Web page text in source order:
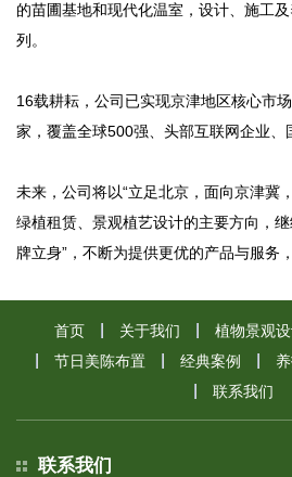
的苗圃基地和现代化温室，设计、施工
列。
16载耕耘，公司已实现京津地区核心市
家，覆盖全球500强、头部互联网企业、
未来，公司将以“立足北京，面向京津冀
绿植租赁、景观植艺设计的主要方向，
牌立身”，不断为提供更优的产品与服务
首页 关于我们 植物景观
节日美陈布置
经典案例
联系我们
联系我们